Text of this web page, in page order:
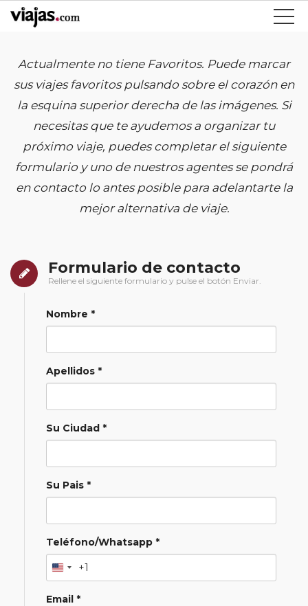
Actualmente no tiene Favoritos. Puede marcar
sus viajes favoritos pulsando sobre el corazón en
la esquina superior derecha de las imágenes. Si
necesitas que te ayudemos a organizar tu
próximo viaje, puedes completar el siguiente
formulario y uno de nuestros agentes se pondrá
en contacto lo antes posible para adelantarte la
mejor alternativa de viaje.
Formulario de contacto
Rellene el siguiente formulario y pulse el botón Enviar.
Nombre *
Apellidos *
Su Ciudad *
Su Pais *
Teléfono/Whatsapp *
+1
Email *